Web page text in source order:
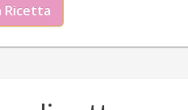
Ricetta